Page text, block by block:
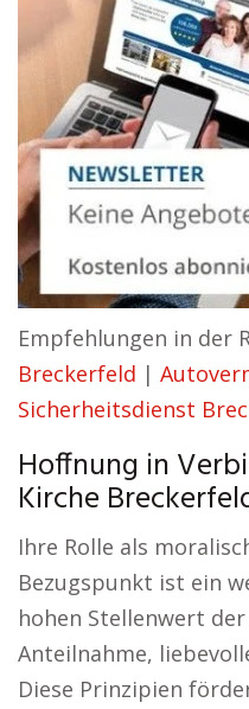
Empfehlungen in der
Breckerfeld |
Sicherheitsdienst
Hoffnung in
Kirche
Ihre Rolle als
Bezugspunkt ist ein
hohen Stellenwert
Anteilnahme,
Diese Prinzipien